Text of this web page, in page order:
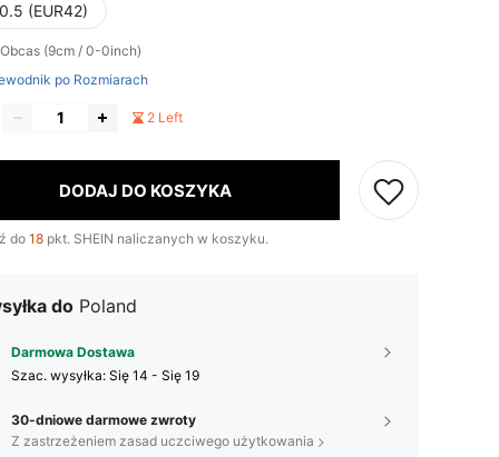
(EUR42)
(9cm / 0-0inch)
po Rozmiarach
2 Left
DODAJ DO KOSZYKA
do 18 pkt. SHEIN naliczanych w koszyku.
do Poland
Darmowa Dostawa
Szac. wysyłka: Się 14 - Się 19
30-dniowe darmowe zwroty
Z zastrzeżeniem zasad uczciwego użytkowania